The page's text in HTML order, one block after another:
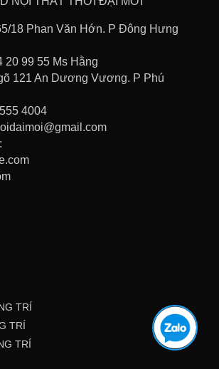
18 Phan Văn Hớn. P Đông Hưng
20 99 55 Ms Hằng
121 An Dương Vương. P Phú
4004
TRÍ
TRÍ
TRÍ